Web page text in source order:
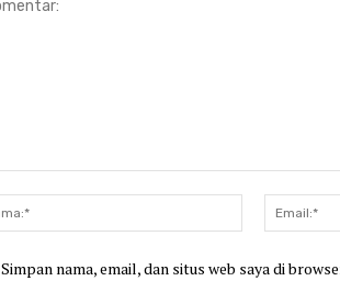
Nama:*
Simpan nama, email, dan situs web saya di